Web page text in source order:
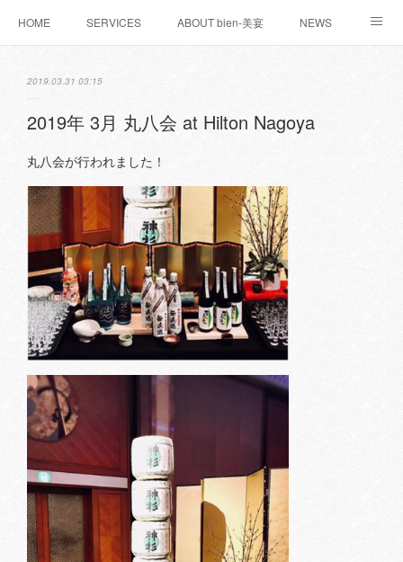
HOME SERVICES ABOUT bien-美宴 NEWS
2019.03.31 03:15
2019年 3月 丸八会 at Hilton Nagoya
丸八会が行われました！